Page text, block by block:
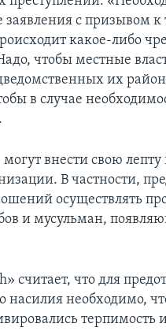
заявления с призывом
какое-либо
чтобы местные
их
в случае
внести свою лепту
В частности,
осуществлять
и мусульман,
считает, что для
насилия необходимо,